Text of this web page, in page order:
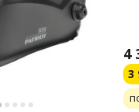
4
3